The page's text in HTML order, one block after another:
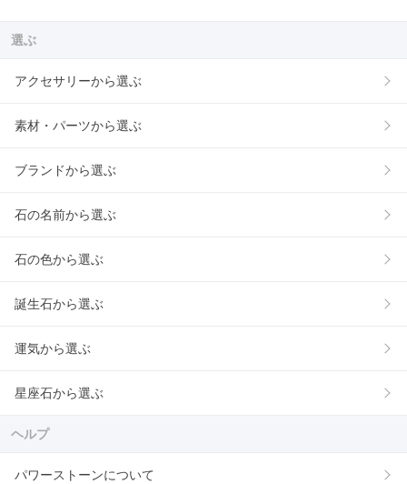
選ぶ
アクセサリーから選ぶ
素材・パーツから選ぶ
ブランドから選ぶ
石の名前から選ぶ
石の色から選ぶ
誕生石から選ぶ
運気から選ぶ
星座石から選ぶ
ヘルプ
パワーストーンについて